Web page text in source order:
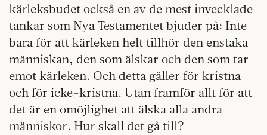
kärleksbudet också en av de mest invecklade
tankar som Nya Testamentet bjuder på: Inte
bara för att kärleken helt tillhör den enstaka
människan, den som älskar och den som tar
emot kärleken. Och detta gäller för kristna
och för icke-kristna. Utan framför allt för att
det är en omöjlighet att älska alla andra
människor. Hur skall det gå till?